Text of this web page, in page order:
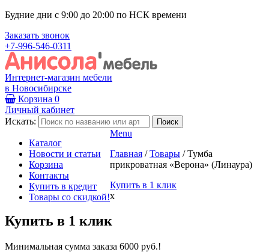
Будние дни с 9:00 до 20:00 по НСК времени
Заказать звонок
+7-996-546-0311
Интернет-магазин мебели
в Новосибирске
Корзина 0
Личный кабинет
Искать:
Каталог
Новости и статьи
Корзина
Контакты
Купить в кредит
Товары со скидкой!
Menu
Главная / Товары / Тумба
прикроватная «Верона» (Линаура)
Купить в 1 клик
x
Купить в 1 клик
Минимальная сумма заказа 6000 руб.!